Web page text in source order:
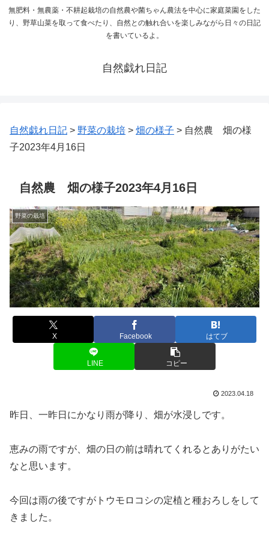
無肥料・無農薬・不耕起栽培の自然農や菌ちゃん農法を中心に家庭菜園をした
り、野草山菜を取って食べたり、自然との触れ合いを楽しみながら日々の日記
を書いているよ。
自然戯れ日記
自然戯れ日記 > 野菜の栽培 > 畑の様子 > 自然農 畑の様
子2023年4月16日
自然農 畑の様子2023年4月16日
野菜の栽培
X Facebook はてブ
LINE コピー
2023.04.18
昨日、一昨日にかなり雨が降り、畑が水浸しです。
恵みの雨ですが、畑の日の前は晴れてくれるとありがたい
なと思います。
今回は雨の後ですがトウモロコシの定植と種おろしをして
きました。